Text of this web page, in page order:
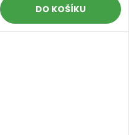
DO KOŠÍKU